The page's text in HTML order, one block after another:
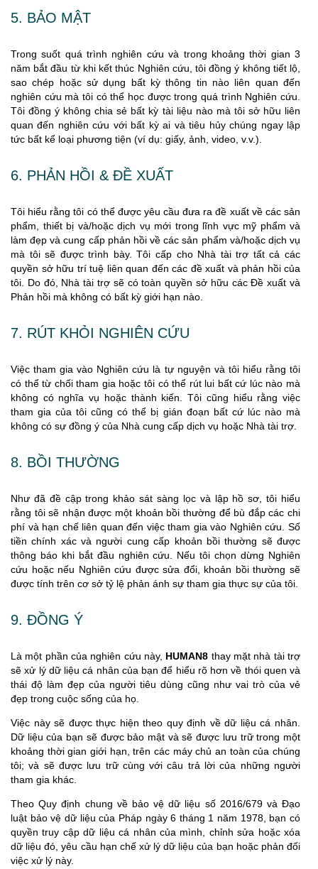
5. BẢO MẬT
Trong suốt quá trình nghiên cứu và trong khoảng thời gian 3
năm bắt đầu từ khi kết thúc Nghiên cứu, tôi đồng ý không tiết lộ,
sao chép hoặc sử dụng bất kỳ thông tin nào liên quan đến
nghiên cứu mà tôi có thể học được trong quá trình Nghiên cứu.
Tôi đồng ý không chia sẻ bất kỳ tài liệu nào mà tôi sở hữu liên
quan đến nghiên cứu với bất kỳ ai và tiêu hủy chúng ngay lập
tức bất kể loại phương tiện (ví dụ: giấy, ảnh, video, v.v.).
6. PHẢN HỒI & ĐỀ XUẤT
Tôi hiểu rằng tôi có thể được yêu cầu đưa ra đề xuất về các sản
phẩm, thiết bị và/hoặc dịch vụ mới trong lĩnh vực mỹ phẩm và
làm đẹp và cung cấp phản hồi về các sản phẩm và/hoặc dịch vụ
mà tôi sẽ được trình bày. Tôi cấp cho Nhà tài trợ tất cả các
quyền sở hữu trí tuệ liên quan đến các đề xuất và phản hồi của
tôi. Do đó, Nhà tài trợ sẽ có toàn quyền sở hữu các Đề xuất và
Phản hồi mà không có bất kỳ giới hạn nào.
7. RÚT KHỎI NGHIÊN CỨU
Việc tham gia vào Nghiên cứu là tự nguyện và tôi hiểu rằng tôi
có thể từ chối tham gia hoặc tôi có thể rút lui bất cứ lúc nào mà
không có nghĩa vụ hoặc thành kiến. Tôi cũng hiểu rằng việc
tham gia của tôi cũng có thể bị gián đoạn bất cứ lúc nào mà
không có sự đồng ý của Nhà cung cấp dịch vụ hoặc Nhà tài trợ.
8. BỒI THƯỜNG
Như đã đề cập trong khảo sát sàng lọc và lập hồ sơ, tôi hiểu
rằng tôi sẽ nhận được một khoản bồi thường để bù đắp các chi
phí và hạn chế liên quan đến việc tham gia vào Nghiên cứu. Số
tiền chính xác và người cung cấp khoản bồi thường sẽ được
thông báo khi bắt đầu nghiên cứu. Nếu tôi chọn dừng Nghiên
cứu hoặc nếu Nghiên cứu được sửa đổi, khoản bồi thường sẽ
được tính trên cơ sở tỷ lệ phản ánh sự tham gia thực sự của tôi.
9. ĐỒNG Ý
Là một phần của nghiên cứu này, HUMAN8 thay mặt nhà tài trợ
sẽ xử lý dữ liệu cá nhân của bạn để hiểu rõ hơn về thói quen và
thái độ làm đẹp của người tiêu dùng cũng như vai trò của vẻ
đẹp trong cuộc sống của họ.
Việc này sẽ được thực hiện theo quy định về dữ liệu cá nhân.
Dữ liệu của bạn sẽ được bảo mật và sẽ được lưu trữ trong một
khoảng thời gian giới hạn, trên các máy chủ an toàn của chúng
tôi; và sẽ được lưu trữ cùng với câu trả lời của những người
tham gia khác.
Theo Quy định chung về bảo vệ dữ liệu số 2016/679 và Đạo
luật bảo vệ dữ liệu của Pháp ngày 6 tháng 1 năm 1978, bạn có
quyền truy cập dữ liệu cá nhân của mình, chỉnh sửa hoặc xóa
dữ liệu đó, yêu cầu hạn chế xử lý dữ liệu của bạn hoặc phản đối
việc xử lý này.